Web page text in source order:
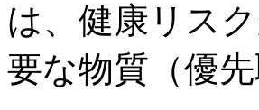
は、健康リス
要な物質（優